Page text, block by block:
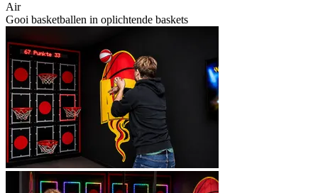
Air
Gooi basketballen in oplichtende baskets